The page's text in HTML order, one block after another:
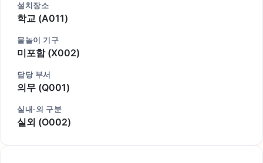
설치장소
학교 (A011)
물놀이 기구
미포함 (X002)
담당 부서
의무 (Q001)
실내·외 구분
실외 (O002)